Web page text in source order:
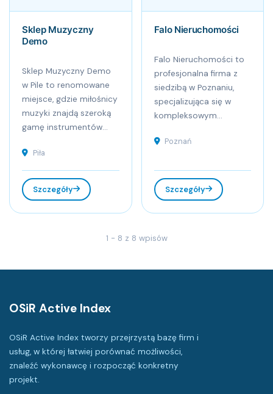
Sklep Muzyczny
Demo
Sklep Muzyczny Demo
w Pile to renomowane
miejsce, gdzie miłośnicy
muzyki znajdą szeroką
gamę instrumentów...
Piła
Szczegóły
Falo Nieruchomości
Falo Nieruchomości to
profesjonalna firma z
siedzibą w Poznaniu,
specjalizująca się w
kompleksowym...
Poznań
Szczegóły
1 - 8 z 8 wpisów
OSiR Active Index
OSiR Active Index tworzy przejrzystą bazę firm i
usług, w której łatwiej porównać możliwości,
znaleźć wykonawcę i rozpocząć konkretny
projekt.